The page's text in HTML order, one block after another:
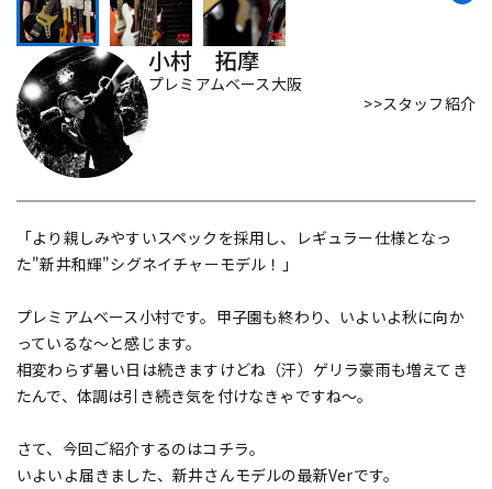
配信/ライブ機器
中古 ヴィンテージ
小村 拓摩
プレミアムベース大阪
>>スタッフ紹介
「より親しみやすいスペックを採用し、レギュラー仕様となっ
た"新井和輝"シグネイチャーモデル！」
プレミアムベース小村です。甲子園も終わり、いよいよ秋に向か
っているな～と感じます。
相変わらず暑い日は続きますけどね（汗）ゲリラ豪雨も増えてき
たんで、体調は引き続き気を付けなきゃですね～。
さて、今回ご紹介するのはコチラ。
いよいよ届きました、新井さんモデルの最新Verです。